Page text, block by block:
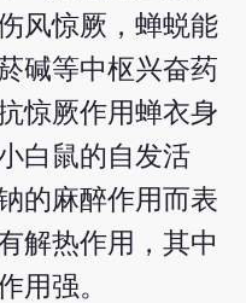
风惊厥，蝉蜕能
碱等中枢兴奋药
惊厥作用蝉衣身
白鼠的自发活
的麻醉作用而表
解热作用，其中
用强。